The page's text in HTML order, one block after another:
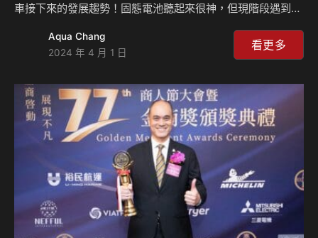
車接下來的發展趨勢！固態電池聽起來很神，但現階段遇到了
叔和豪哥以科學專業角度的解析！ 相關新聞：
Aqua Chang
2024 年 4 月 1 日
看更多